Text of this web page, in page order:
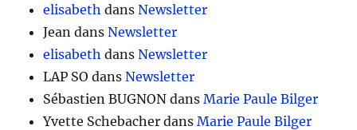
elisabeth dansNewsletter
Jean dansNewsletter
elisabeth dansNewsletter
LAP SO dansNewsletter
Sébastien BUGNON dansMarie Paule Bilger
Yvette Schebacher dansMarie Paule Bilger